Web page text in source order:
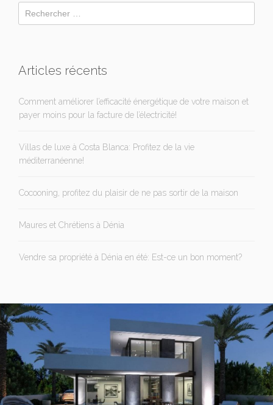
Articles récents
Comment améliorer l’efficacité énergétique de votre maison et
payer moins pour la facture de l’électricité!
Villas de luxe à Costa Blanca: Profitez de la vie
méditerranéenne!
Cocooning, profitez du plaisir de ne pas sortir de la maison
Maures et Chrétiens à Dénia
Vendre sa propriété à Dénia en été: Est-ce un bon moment?